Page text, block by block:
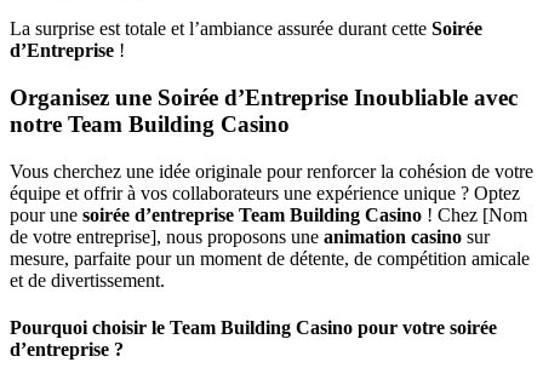
La surprise est totale et l’ambiance assurée durant cette Soirée
d’Entreprise !
Organisez une Soirée d’Entreprise Inoubliable avec
notre Team Building Casino
Vous cherchez une idée originale pour renforcer la cohésion de votre
équipe et offrir à vos collaborateurs une expérience unique ? Optez
pour une soirée d’entreprise Team Building Casino ! Chez [Nom
de votre entreprise], nous proposons une animation casino sur
mesure, parfaite pour un moment de détente, de compétition amicale
et de divertissement.
Pourquoi choisir le Team Building Casino pour votre soirée
d’entreprise ?